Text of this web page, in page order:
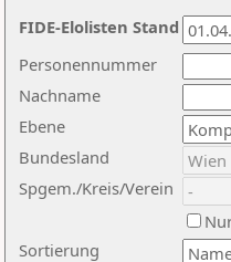
Nachname
Ebene
Sortierung
Personennummer
Bundesland
Spgem./Kreis/Verein
FIDE-Elolisten Stand